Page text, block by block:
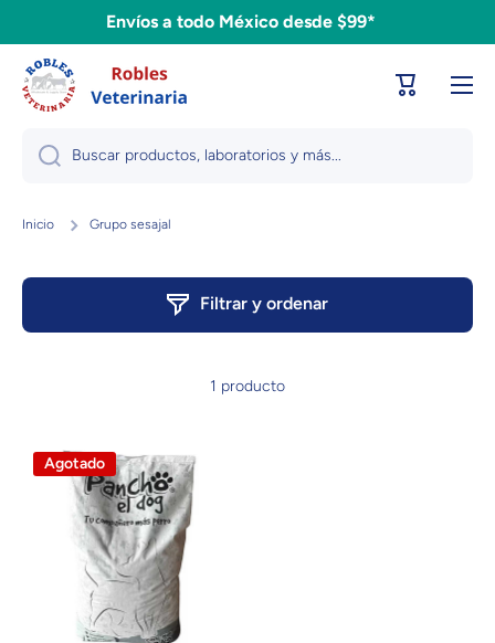
Ir directamente al contenido
Envíos a todo México desde $99*
Carrito
Buscar productos, laboratorios y más...
Inicio Grupo sesajal
Filtrar y ordenar
1 producto
Agotado